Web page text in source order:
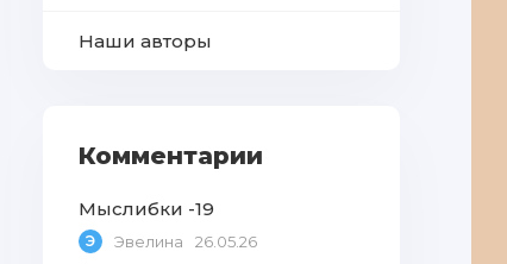
Наши авторы
Комментарии
Мыслибки -19
Э Эвелина 26.05.26